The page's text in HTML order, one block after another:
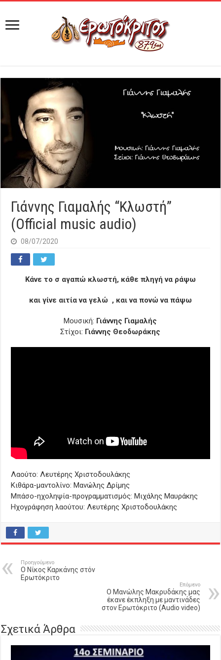
Γιάννης Γιαμαλής “Kλωστή”
(Official music audio)
08/07/2020
Κάνε το σ αγαπώ κλωστή, κάθε πληγή να ράψω
και γίνε αιτία να γελώ , και να πονώ να πάψω
Μουσική: Γιάννης Γιαμαλής
Στίχοι: Γιάννης Θεοδωράκης
Λαούτο: Λευτέρης Χριστοδουλάκης
Κιθάρα-μαντολίνο: Μανώλης Δρίμης
Μπάσο-ηχοληψία-προγραμματισμός: Μιχάλης Μαυράκης
Ηχογράφηση λαούτου: Λευτέρης Χριστοδουλάκης
Προηγούμενο
Ο Νίκος Καρκάνης στόν
Ερωτόκριτο
Επόμενο
Ο Μανώλης Μακρυδάκης μας
έκανε έκπληξη με μαντινάδες
στον Ερωτόκριτο (Audio video)
Σχετικά Άρθρα